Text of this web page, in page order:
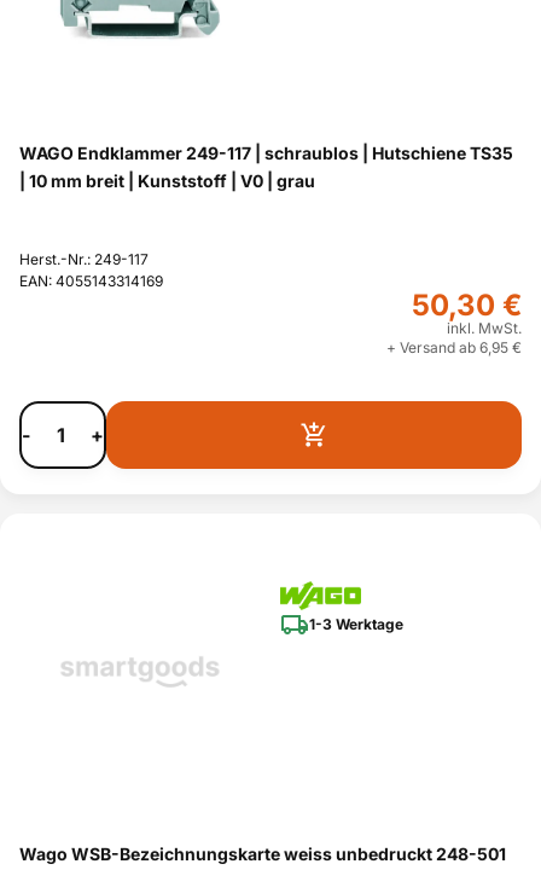
WAGO Endklammer 249-117 | schraublos | Hutschiene TS35
| 10 mm breit | Kunststoff | V0 | grau
Herst.-Nr.: 249-117
EAN: 4055143314169
50,30 €
inkl. MwSt.
+ Versand ab 6,95 €
- +
1-3 Werktage
Wago WSB-Bezeichnungskarte weiss unbedruckt 248-501